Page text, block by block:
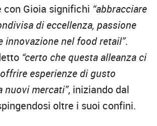
con Gioia significhi “abbracciare
di eccellenza, passione
innovazione nel food retail”.
“certo che questa alleanza ci
esperienze di gusto
nuovi mercati”, iniziando dal
oltre i suoi confini.